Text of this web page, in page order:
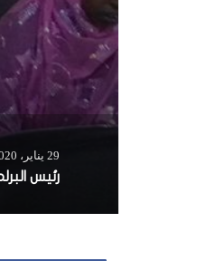
29 يناير، 2020